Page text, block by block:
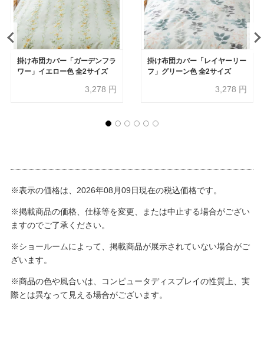
掛け布団カバー「ガーデンフラ
ワー」イエロー色 全2サイズ
3,278 円
掛け布団カバー「レイヤーリー
フ」グリーン色 全2サイズ
3,278 円
※表示の価格は、2026年08月09日現在の税込価格です。
※掲載商品の価格、仕様等を変更、または中止する場合がござい
ますのでご了承ください。
※ショールームによって、掲載商品が展示されていない場合がご
ざいます。
※商品の色や風合いは、コンピュータディスプレイの性質上、実
際とは異なって見える場合がございます。